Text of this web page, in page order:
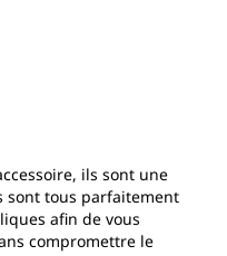
ils sont une
sont tous parfaitement
afin de vous
compromettre le